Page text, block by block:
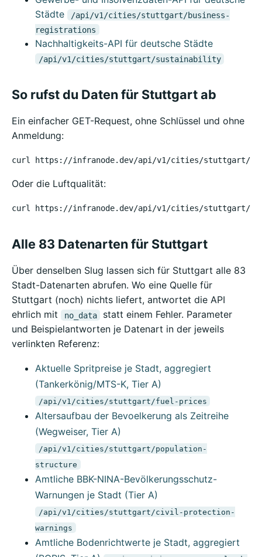
Städte
/api/v1/cities/stuttgart/business-
registrations
Nachhaltigkeits-API für deutsche Städte
/api/v1/cities/stuttgart/sustainability
So rufst du Daten für Stuttgart ab
Ein einfacher GET-Request, ohne Schlüssel und ohne
Anmeldung:
curl https://infranode.dev/api/v1/cities/stuttgart/
Oder die Luftqualität:
curl https://infranode.dev/api/v1/cities/stuttgart/
Alle 83 Datenarten für Stuttgart
Über denselben Slug lassen sich für Stuttgart alle 83
Stadt-Datenarten abrufen. Wo eine Quelle für
Stuttgart (noch) nichts liefert, antwortet die API
ehrlich mit
no_data
statt einem Fehler. Parameter
und Beispielantworten je Datenart in der jeweils
verlinkten Referenz:
Aktuelle Spritpreise je Stadt, aggregiert
(Tankerkönig/MTS-K, Tier A)
/api/v1/cities/stuttgart/fuel-prices
Altersaufbau der Bevoelkerung als Zeitreihe
(Wegweiser, Tier A)
/api/v1/cities/stuttgart/population-
structure
Amtliche BBK-NINA-Bevölkerungsschutz-
Warnungen je Stadt (Tier A)
/api/v1/cities/stuttgart/civil-protection-
warnings
Amtliche Bodenrichtwerte je Stadt, aggregiert